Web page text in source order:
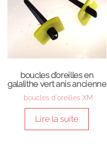
boucles d’oreilles en
galalithe vert anis ancienne
boucles d'oreilles XM
Lire la suite